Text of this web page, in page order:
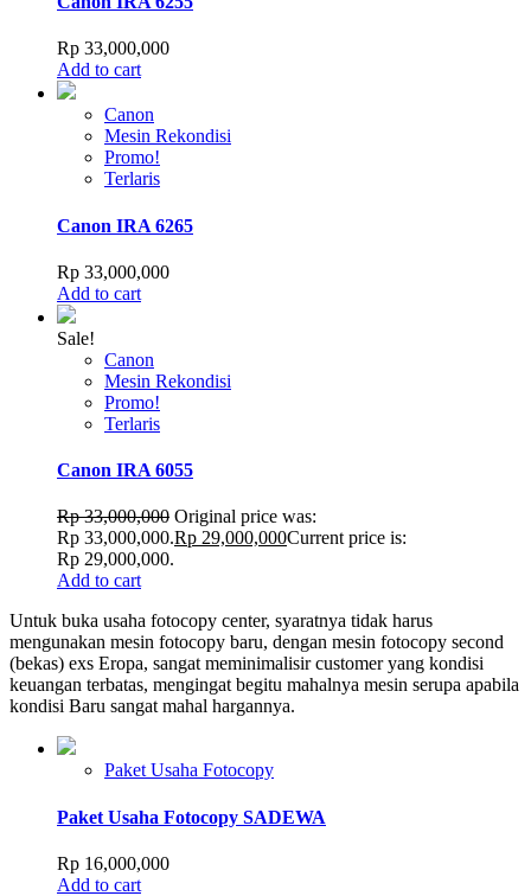
Rp 33,000,000
Add to cart
Canon
Mesin Rekondisi
Promo!
Terlaris
Canon IRA 6265
Rp 33,000,000
Add to cart
Sale!
Canon
Mesin Rekondisi
Promo!
Terlaris
Canon IRA 6055
Rp33,000,000 Original price was:
Rp 33,000,000.Rp 29,000,000Current price is:
Rp 29,000,000.
Add to cart
Untuk buka usaha fotocopy center, syaratnya tidak harus
mengunakan mesin fotocopy baru, dengan mesin fotocopy second
(bekas) exs Eropa, sangat meminimalisir customer yang kondisi
keuangan terbatas, mengingat begitu mahalnya mesin serupa apabila
kondisi Baru sangat mahal hargannya.
Paket Usaha Fotocopy
Paket Usaha Fotocopy SADEWA
Rp 16,000,000
Add to cart